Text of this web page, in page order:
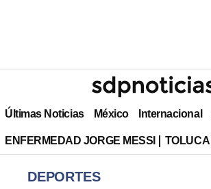
Últimas Noticias México Internacional
ENFERMEDAD JORGE MESSI
DEPORTES